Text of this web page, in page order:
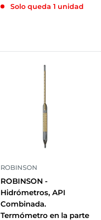
venta
Solo queda 1 unidad
ROBINSON
ROBINSON -
Hidrómetros, API
Combinada.
Termómetro en la parte